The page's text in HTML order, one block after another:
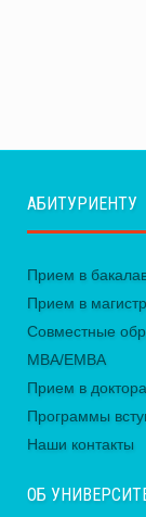
АБИТУРИЕНТУ
Прием в
Прием в
Совместные
MBA/EMBA
Прием в
Программы
Наши контакты
ОБ